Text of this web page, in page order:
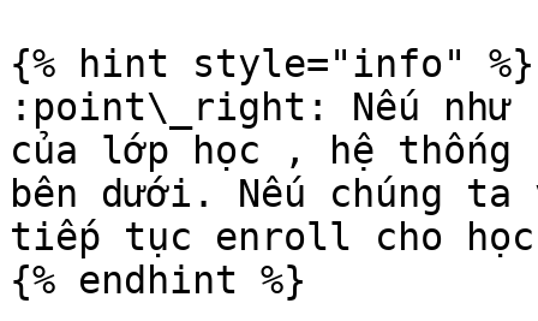
{% hint style="info" %}
:point\_right: Nếu như
của lớp học , hệ thống
bên dưới. Nếu chúng
tiếp tục enroll cho
{% endhint %}